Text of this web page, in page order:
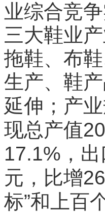
业综合竞
三大鞋业
拖鞋、布
生产、鞋
延伸；产
现总产值
17.1% ，
元，比增
标”和上百